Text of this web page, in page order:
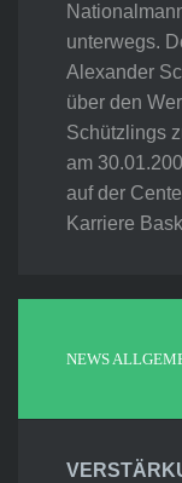
unterwegs.
Alexander
über den
Schützlings
am
auf der
Karriere
NEWS